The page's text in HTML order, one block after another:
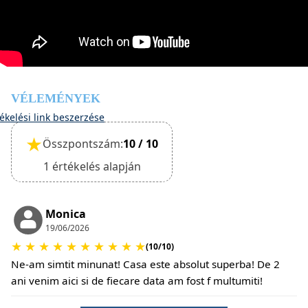
díjért és kaucióért.)
VÉLEMÉNYEK
link beszerzése
★Összpontszám:10 / 10
1 értékelés alapján
Monica
19/06/2026
★ ★ ★ ★ ★ ★ ★ ★ ★ ★(10/10)
Ne-am simtit minunat! Casa este absolut superba! De 2
ani venim aici si de fiecare data am fost f multumiti!